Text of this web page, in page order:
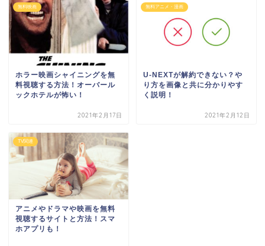
無料映画
ホラー映画シャイニングを無
料視聴する方法！オーバール
ックホテルが怖い！
2021年2月17日
無料アニメ・漫画
U-NEXTが解約できない？や
り方を画像と共に分かりやす
く説明！
2021年2月12日
TV関連
アニメやドラマや映画を無料
視聴するサイトと方法！スマ
ホアプリも！